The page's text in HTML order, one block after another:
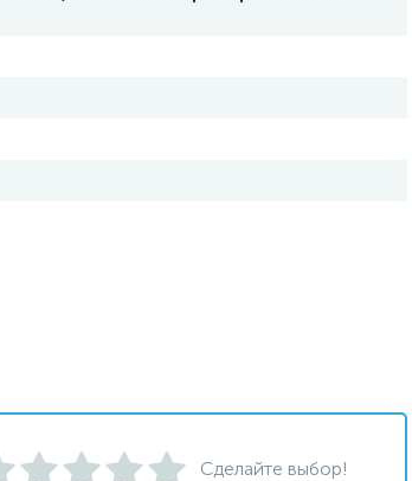
Сделайте выбор!